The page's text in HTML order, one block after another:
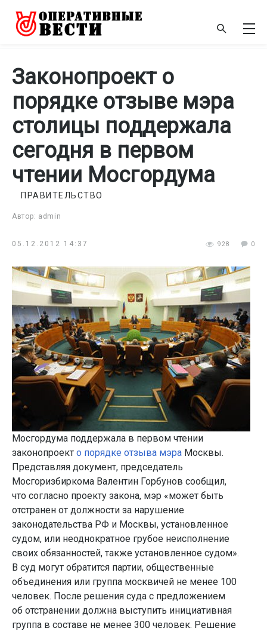
Законопроект о
порядке отзыве мэра
столицы поддержала
сегодня в первом
чтении Мосгордума
Автор: admin
ПРАВИТЕЛЬСТВО
05.12.2012 14:37 928 0
Мосгордума поддержала в первом чтении
законопроект о порядке отзыва мэра Москвы.
Представляя документ, председатель
Мосгоризбиркома Валентин Горбунов сообщил,
что согласно проекту закона, мэр «может быть
отстранен от должности за нарушение
законодательства РФ и Москвы, установленное
судом, или неоднократное грубое неисполнение
своих обязанностей, также установленное судом».
В суд могут обратится партии, общественные
объединения или группа москвичей не менее 100
человек. После решения суда с предложением
об отстранении должна выступить инициативная
группа в составе не менее 300 человек. Решение